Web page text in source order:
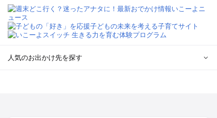
人気のお出かけ先を探す